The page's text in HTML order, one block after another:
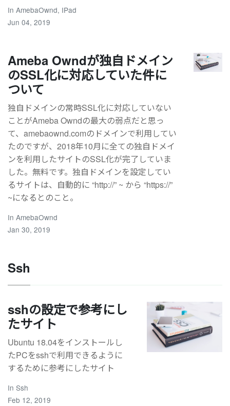
In AmebaOwnd, IPad
Jun 04, 2019
Ameba Owndが独自ドメイン
のSSL化に対応していた件に
ついて
独自ドメインの常時SSL化に対応していない
ことがAmeba Owndの最大の弱点だと思っ
て、amebaownd.comのドメインで利用してい
たのですが、2018年10月に全ての独自ドメイ
ンを利用したサイトのSSL化が完了していま
した。無料です。独自ドメインを設定してい
るサイトは、自動的に “http://” ~ から “https://”
~になるとのこと。
In AmebaOwnd
Jan 30, 2019
Ssh
sshの設定で参考にし
たサイト
Ubuntu 18.04をインストールし
たPCをsshで利用できるように
するために参考にしたサイト
In Ssh
Feb 12, 2019